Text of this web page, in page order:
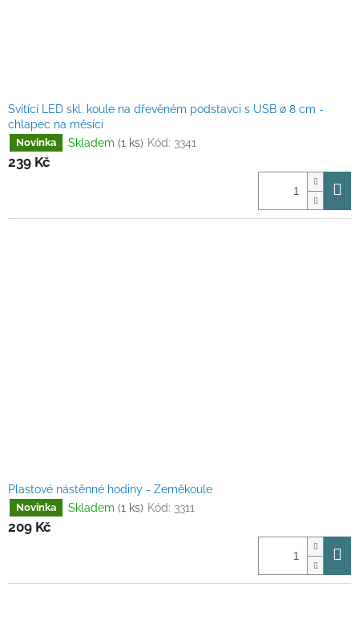
Svítící LED skl. koule na dřevěném podstavci s USB ø 8 cm -
chlapec na měsíci
Novinka Skladem (1 ks) Kód: 3341
239 Kč
Plastové nástěnné hodiny - Zeměkoule
Novinka Skladem (1 ks) Kód: 3311
209 Kč